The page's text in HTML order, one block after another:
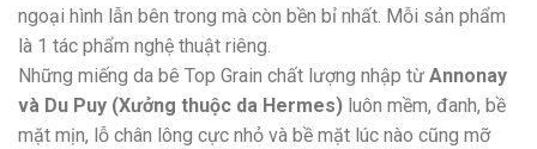
ngoại hình lẫn bên trong mà còn bền bỉ nhất. Mỗi sản phẩm
là 1 tác phẩm nghệ thuật riêng.
Những miếng da bê Top Grain chất lượng nhập từ Annonay
và Du Puy (Xưởng thuộc da Hermes) luôn mềm, đanh, bề
mặt mịn, lỗ chân lông cực nhỏ và bề mặt lúc nào cũng mỡ